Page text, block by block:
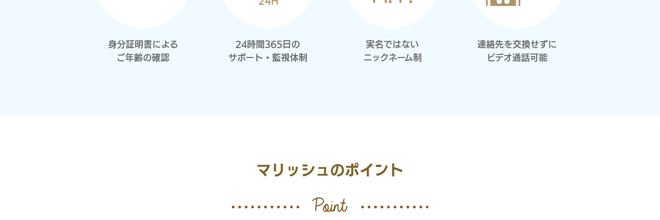
身分証明書による
ご年齢の確認
24時間365日の
サポート・監視体制
実名ではない
ニックネーム制
連絡先を交換せずに
ビデオ通話可能
マリッシュのポイント